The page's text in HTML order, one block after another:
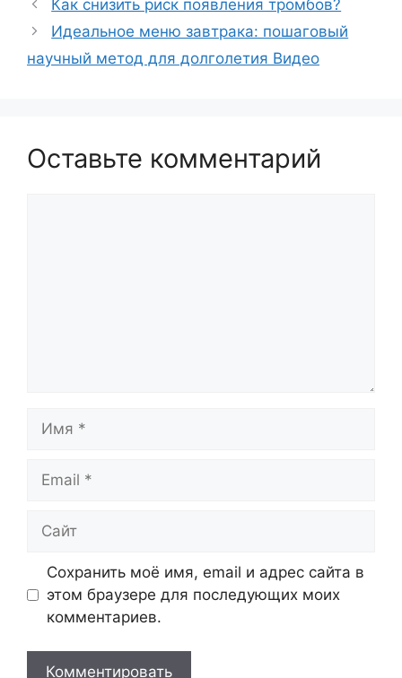
Как снизить риск появления тромбов?
Идеальное меню завтрака: пошаговый
научный метод для долголетия Видео
Оставьте комментарий
Сохранить моё имя, email и адрес сайта в
этом браузере для последующих моих
комментариев.